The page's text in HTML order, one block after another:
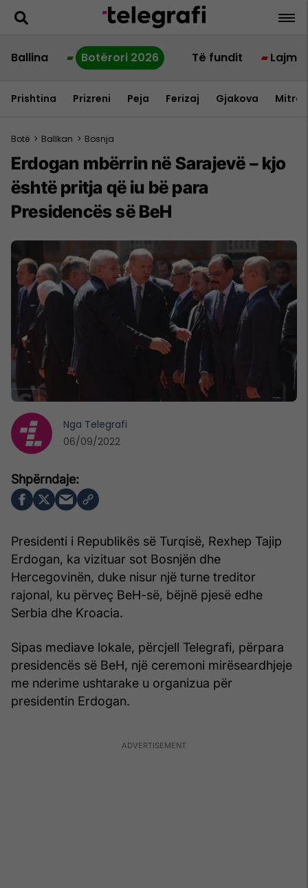
Ballina Botërori 2026 Të fundit Lajme
Prishtina Prizreni Peja Ferizaj Gjakova
Botë > Ballkan > Bosnja
Erdogan mbërrin në Sarajevë – kjo
është pritja që iu bë para
Presidencës së BeH
Presidenti i Republikës së Turqisë, Rexhep Tajip
Erdogan, ka vizituar sot Bosnjën dhe
Hercegovinën, duke nisur një turne treditor
rajonal, ku përveç BeH-së, bëjnë pjesë edhe
Serbia dhe Kroacia.
Sipas mediave lokale, përcjell Telegrafi, përpara
presidencës së BeH, një ceremoni mirëseardhjeje
me nderime ushtarake u organizua për
presidentin Erdogan.
Nga Telegrafi
06/09/2022